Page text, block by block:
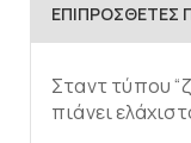
ΕΠΙΠΡΌΣΘΕΤΕΣ
Σταντ τύπου
πιάνει